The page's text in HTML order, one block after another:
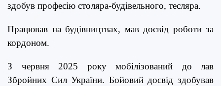
здобув професію столяра-будівельного, тесляра.
Працював на будівництвах, мав досвід роботи за
кордоном.
З червня 2025 року мобілізований до лав
Збройних Сил України. Бойовий досвід здобував